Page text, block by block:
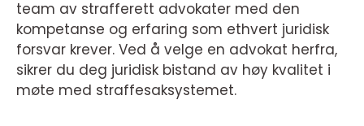
team av strafferett advokater med den
kompetanse og erfaring som ethvert juridisk
forsvar krever. Ved å velge en advokat herfra,
sikrer du deg juridisk bistand av høy kvalitet i
møte med straffesaksystemet.